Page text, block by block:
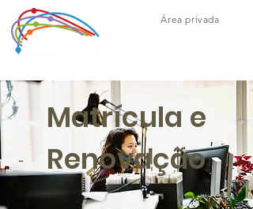
Área privada
Matrícula e
Renovação